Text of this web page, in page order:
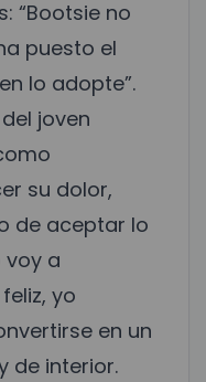
“Bootsie no
puesto el
lo adopte”.
joven
su dolor,
de aceptar lo
voy a
yo
en un
de interior.